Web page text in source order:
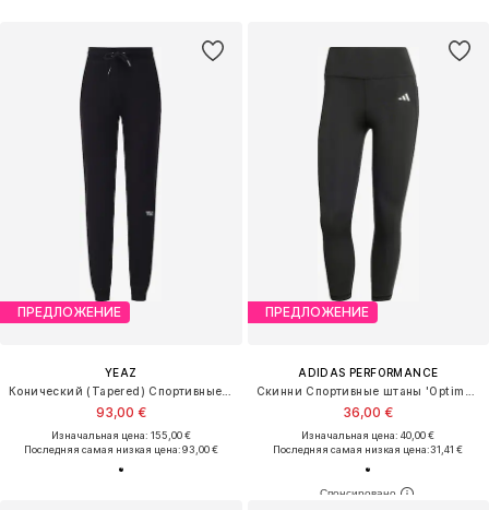
ПРЕДЛОЖЕНИЕ
YEAZ
93,00 €
Изначальная цена: 155,00 €
Последняя самая низкая цена:93,00 €
ПРЕДЛОЖЕНИЕ
ADIDAS PERFORMANCE
36,00 €
Изначальная цена: 40,00 €
Последняя самая низкая цена:31,41 €